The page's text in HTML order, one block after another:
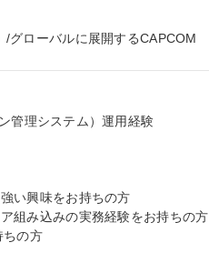
/グローバルに展開するCAPCOM
管理システム）運用経験
い興味をお持ちの方
組み込みの実務経験をお持ちの方
ちの方